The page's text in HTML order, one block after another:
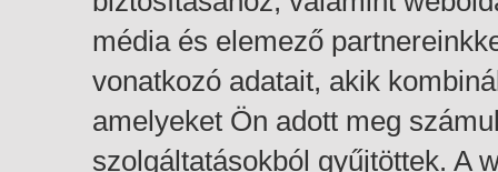
média és elemező
vonatkozó adatait, akik
amelyeket Ön adott meg
szolgáltatásokból gyűjtöttek. A